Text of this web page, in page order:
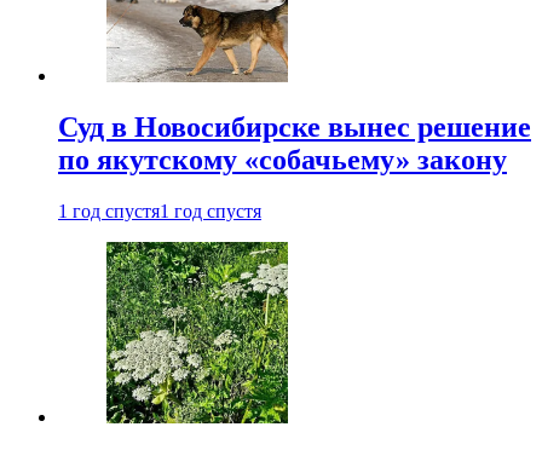
Суд в Новосибирске вынес решение
по якутскому «собачьему» закону
1 год спустя1 год спустя